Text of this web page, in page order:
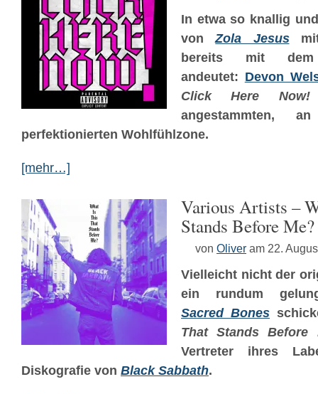
In etwa so knallig
vonZola Jesus
bereits mit dem
andeutet: Devon
Click Here Now!
angestammten,
perfektionierten Wohlfühlzone.
[mehr…]
Various Artists –
Stands Before Me?
von Oliver am 22.
Vielleicht nicht der
ein rundum
Sacred Bones
That Stands Before
Vertreter ihres
Diskografie von Black Sabbath.